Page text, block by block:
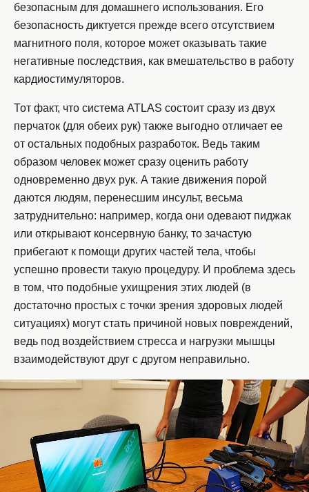
безопасным для домашнего использования. Его
безопасность диктуется прежде всего отсутствием
магнитного поля, которое может оказывать такие
негативные последствия, как вмешательство в работу
кардиостимуляторов.
Тот факт, что система ATLAS состоит сразу из двух
перчаток (для обеих рук) также выгодно отличает ее
от остальных подобных разработок. Ведь таким
образом человек может сразу оценить работу
одновременно двух рук. А такие движения порой
даются людям, перенесшим инсульт, весьма
затруднительно: например, когда они одевают пиджак
или открывают консервную банку, то зачастую
прибегают к помощи других частей тела, чтобы
успешно провести такую процедуру. И проблема здесь
в том, что подобные ухищрения этих людей (в
достаточно простых с точки зрения здоровых людей
ситуациях) могут стать причиной новых повреждений,
ведь под воздействием стресса и нагрузки мышцы
взаимодействуют друг с другом неправильно.